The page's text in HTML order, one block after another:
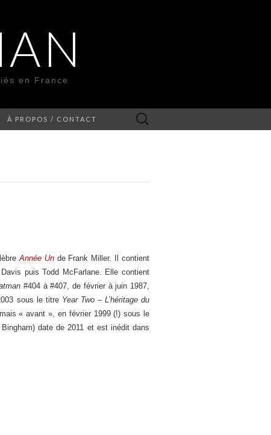
en France
À PROPOS / CONTACT Rechercher :
Année Unde Frank Miller. Il contient
puis Todd McFarlane. Elle contient
#404 à #407, de février à juin 1987,
sous le titre Year Two – L’héritage du
« avant », en février 1999 (!) sous le
date de 2011 et est inédit dans